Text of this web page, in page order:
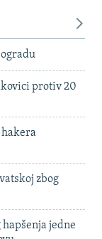
protiv 20
hakera
zbog
jedne